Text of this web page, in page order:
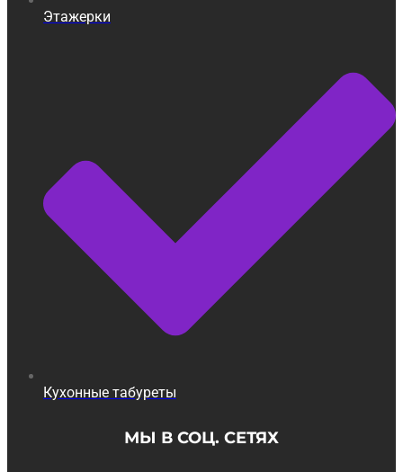
Этажерки
Кухонные табуреты
МЫ В СОЦ. СЕТЯХ